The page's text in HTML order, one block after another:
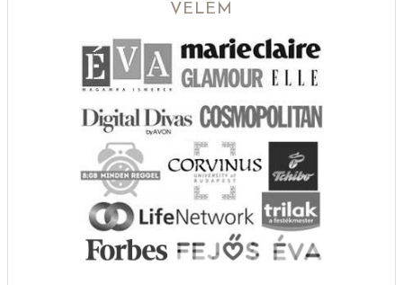
VELEM